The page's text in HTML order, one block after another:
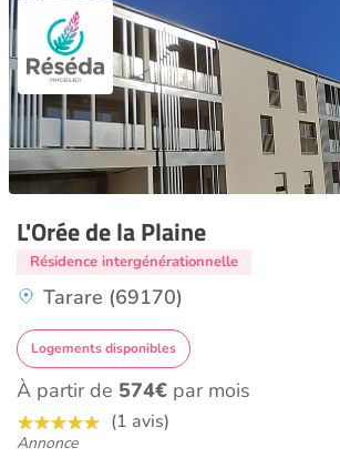
L'Orée de la Plaine
Résidence intergénérationnelle
Tarare (69170)
Logements disponibles
À partir de 574€ par mois
(1 avis)
Annonce